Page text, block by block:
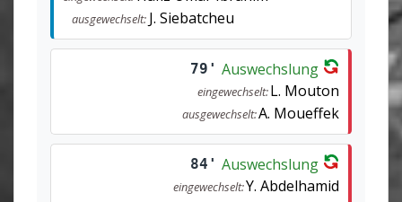
ausgewechselt: J. Siebatcheu
79' Auswechslung
eingewechselt:L. Mouton
ausgewechselt:A. Moueffek
84' Auswechslung
eingewechselt:Y. Abdelhamid